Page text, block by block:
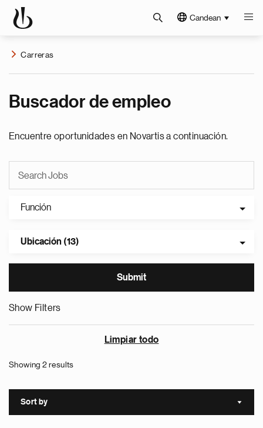
Candean
Carreras
Buscador de empleo
Encuentre oportunidades en Novartis a continuación.
Función
Ubicación (13)
Show Filters
Limpiar todo
Showing 2 results
Sort by Sort